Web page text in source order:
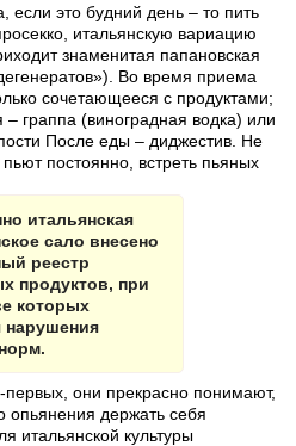
если это будний день – то пить
итальянскую вариацию
знаменитая папановская
Во время приема
сочетающееся с продуктами;
граппа (виноградная водка) или
После еды – диджестив. Не
пьют постоянно, встреть пьяных
итальянская
сало внесено
реестр
продуктов, при
которых
нарушения
они прекрасно понимают,
опьянения держать себя
итальянской культуры